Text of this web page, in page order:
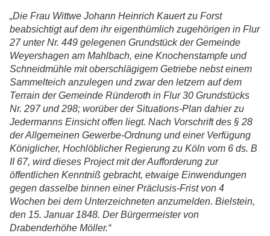
„Die Frau Wittwe Johann Heinrich Kauert zu Forst
beabsichtigt auf dem ihr eigenthümlich zugehörigen in Flur
27 unter Nr. 449 gelegenen Grundstück der Gemeinde
Weyershagen am Mahlbach, eine Knochenstampfe und
Schneidmühle mit oberschlägigem Getriebe nebst einem
Sammelteich anzulegen und zwar den letzern auf dem
Terrain der Gemeinde Ründeroth in Flur 30 Grundstücks
Nr. 297 und 298; worüber der Situations-Plan dahier zu
Jedermanns Einsicht offen liegt. Nach Vorschrift des § 28
der Allgemeinen Gewerbe-Ordnung und einer Verfügung
Königlicher, Hochlöblicher Regierung zu Köln vom 6 ds. B
II 67, wird dieses Project mit der Aufforderung zur
öffentlichen Kenntniß gebracht, etwaige Einwendungen
gegen dasselbe binnen einer Präclusis-Frist von 4
Wochen bei dem Unterzeichneten anzumelden. Bielstein,
den 15. Januar 1848. Der Bürgermeister von
Drabenderhöhe Möller.“